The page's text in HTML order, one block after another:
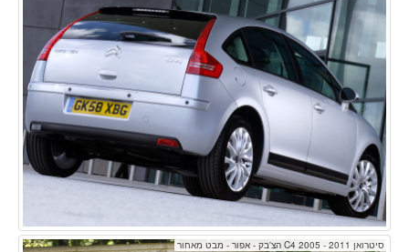
סיטרואן C4 2005 - 2011 הצ'בק - אפור - מבט מאחור